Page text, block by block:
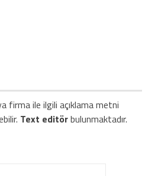
firma ile ilgili açıklama metni
Text editörbulunmaktadır.